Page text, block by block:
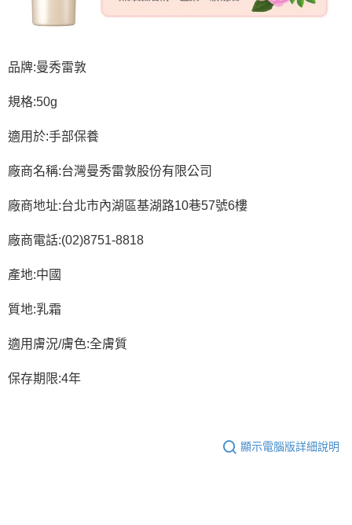
品牌:曼秀雷敦
規格:50g
適用於:手部保養
廠商名稱:台灣曼秀雷敦股份有限公司
廠商地址:台北市內湖區基湖路10巷57號6樓
廠商電話:(02)8751-8818
產地:中國
質地:乳霜
適用膚況/膚色:全膚質
保存期限:4年
顯示電腦版詳細說明